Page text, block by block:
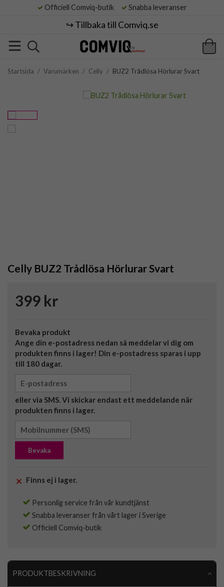
Officiell Comviq-butik Snabba leveranser
↪️ Tillbaka till Comviq.se
Startsida / Varumärken / Celly / BUZ2 Trådlösa Hörlurar Svart
Celly BUZ2 Trådlösa Hörlurar Svart
399 kr
Bevaka produkt
Ange din e-postadress nedan så meddelar vi dig om
produkten finns i lager! Din e-postadress sparas i upp
till 180 dagar.
eller via SMS. Vi skickar endast ett meddelande när
produkten finns i lager.
Bevaka
Finns ej i lager.
Personlig service från vår kundtjänst
Snabba leveranser från vårt lager i Sverige
Officiell Comviq-butik
PRODUKTBESKRIVNING